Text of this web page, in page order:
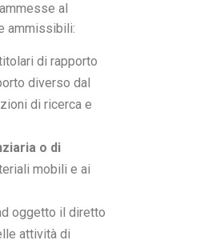
al
ammissibili:
di rapporto
diverso dal
di ricerca e
o di
mobili e ai
oggetto il diretto
attività di